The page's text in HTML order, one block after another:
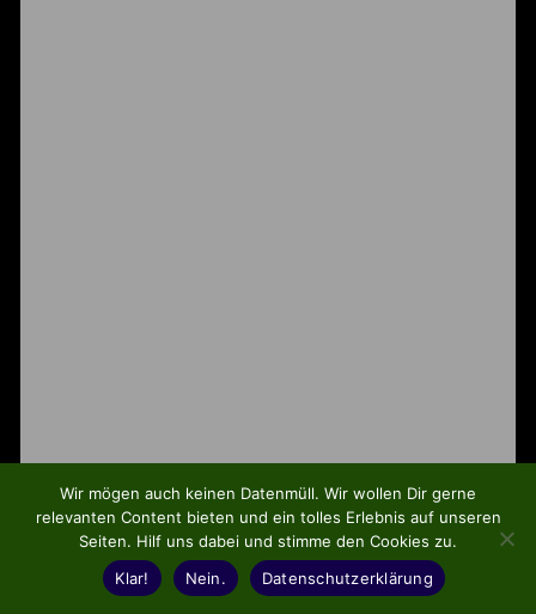
Wir mögen auch keinen Datenmüll. Wir wollen Dir gerne
relevanten Content bieten und ein tolles Erlebnis auf unseren
Seiten. Hilf uns dabei und stimme den Cookies zu.
Klar!
Nein. Datenschutzerklärung